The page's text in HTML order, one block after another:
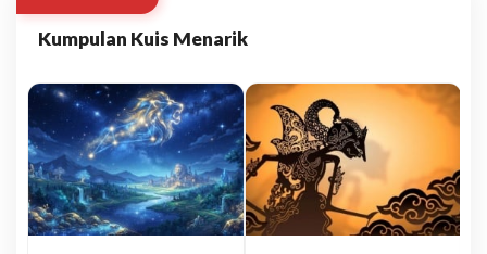
Kumpulan Kuis Menarik